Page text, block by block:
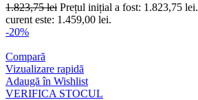
1.823,75lei Prețul inițial a fost: 1.823,75 lei.
curent este: 1.459,00 lei.
-20%
Compară
Vizualizare rapidă
Adaugă în Wishlist
VERIFICA STOCUL